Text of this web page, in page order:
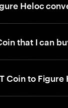
Heloc
that I can
Coin to Figure